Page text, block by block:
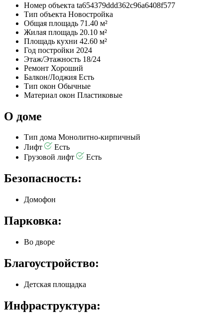
Номер объекта ta654379ddd362c96a6408f577
Тип объекта Новостройка
Общая площадь 71.40 м²
Жилая площадь 20.10 м²
Площадь кухни 42.60 м²
Год постройки 2024
Этаж/Этажность 18/24
Ремонт Хороший
Балкон/Лоджия Есть
Тип окон Обычные
Материал окон Пластиковые
О доме
Тип дома Монолитно-кирпичный
Лифт
Есть
Грузовой лифт
Есть
Безопасность:
Домофон
Парковка:
Во дворе
Благоустройство:
Детская площадка
Инфраструктура: